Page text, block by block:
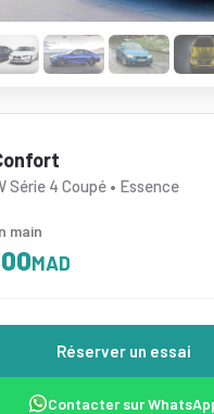
Série 4 Coupé • Essence
main
MAD
Réserver un essai
Contacter sur